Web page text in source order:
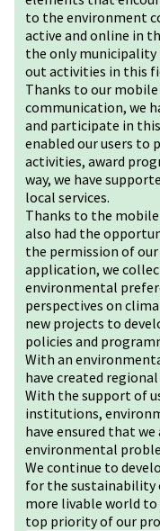
to the environment
active and online in
the only municipality
out activities in this
Thanks to our
communication, we
and participate in
enabled our users to
activities, award
way, we have
local services.
Thanks to the
also had the
the permission of
application, we
environmental
perspectives on
new projects to
policies and
With an
have created
With the support of
institutions,
have ensured that
environmental
We continue to
for the sustainability
more livable world
top priority of our